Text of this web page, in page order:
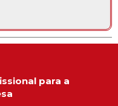
para a